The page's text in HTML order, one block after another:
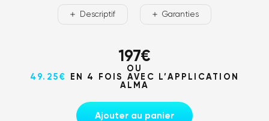
Descriptif Garanties
197€
OU
49.25€
EN 4 FOIS AVEC L’APPLICATION
ALMA
Ajouter au panier